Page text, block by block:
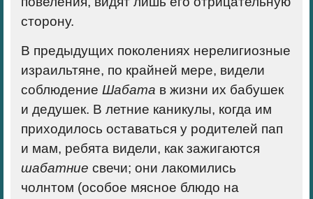
сторону.
В предыдущих поколениях нерелигиозные
израильтяне, по крайней мере, видели
соблюдение Шабата в жизни их бабушек
и дедушек. В летние каникулы, когда им
приходилось оставаться у родителей пап
и мам, ребята видели, как зажигаются
шабатние свечи; они лакомились
чолнтом (особое мясное блюдо на